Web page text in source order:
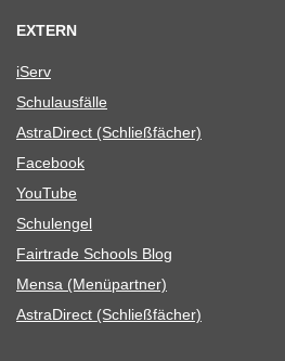
EXTERN
iServ
Schul­aus­fälle
Astra­Di­rect (Schließ­fä­cher)
Face­book
You­Tube
Schul­en­gel
Fair­trade Schools Blog
Mensa (Menü­part­ner)
Astra­Di­rect (Schließ­fä­cher)